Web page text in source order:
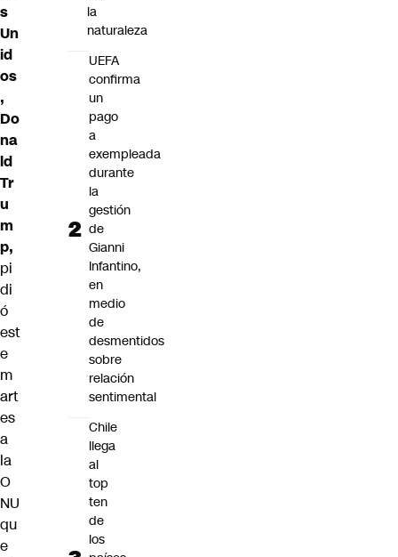
s
Un
id
os
,
Do
na
ld
Tr
u
m
p,
pi
di
ó
est
e
m
art
es
a
la
O
NU
qu
e
la
naturaleza
UEFA
confirma
un
pago
a
exempleada
durante
la
gestión
de
Gianni
Infantino,
en
medio
de
desmentidos
sobre
relación
sentimental
Chile
llega
al
top
ten
de
los